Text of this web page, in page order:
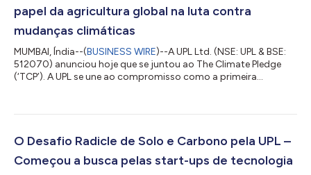
papel da agricultura global na luta contra
mudanças climáticas
MUMBAI, Índia--(BUSINESS WIRE)--A UPL Ltd. (NSE: UPL & BSE:
512070) anunciou hoje que se juntou ao The Climate Pledge
(‘TCP’). A UPL se une ao compromisso como a primeira
a Amazon e a Global Optimism em 2019, e é um compromisso
eliminar a emissão de carbono até 2040. Em setembro e 2021,
O Desafio Radicle de Solo e Carbono pela UPL –
Começou a busca pelas start-ups de tecnologia